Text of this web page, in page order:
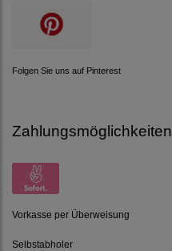
Folgen Sie uns auf Pinterest
Zahlungsmöglichkeiten
Vorkasse per Überweisung
Selbstabholer